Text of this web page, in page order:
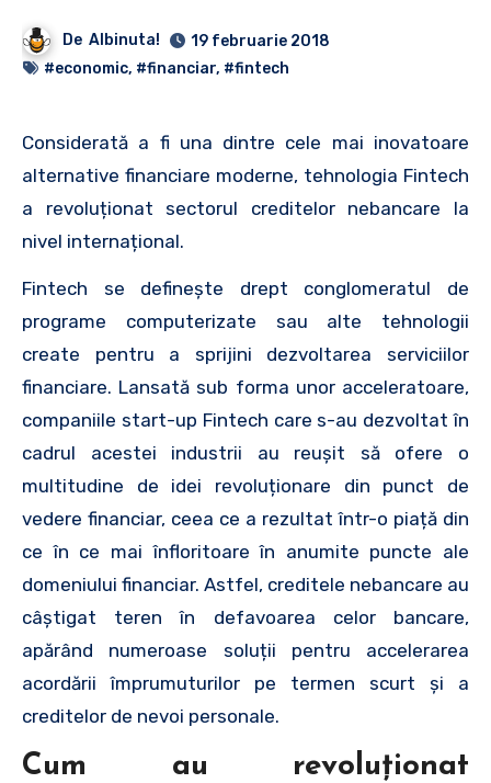
De Albinuta!
19 februarie 2018
#economic, #financiar, #fintech
Considerată a fi una dintre cele mai inovatoare
alternative financiare moderne, tehnologia Fintech
a revoluționat sectorul creditelor nebancare la
nivel internațional.
Fintech se definește drept conglomeratul de
programe computerizate sau alte tehnologii
create pentru a sprijini dezvoltarea serviciilor
financiare. Lansată sub forma unor acceleratoare,
companiile start-up Fintech care s-au dezvoltat în
cadrul acestei industrii au reușit să ofere o
multitudine de idei revoluționare din punct de
vedere financiar, ceea ce a rezultat într-o piață din
ce în ce mai înfloritoare în anumite puncte ale
domeniului financiar. Astfel, creditele nebancare au
câștigat teren în defavoarea celor bancare,
apărând numeroase soluții pentru accelerarea
acordării împrumuturilor pe termen scurt și a
creditelor de nevoi personale.
Cum au revoluționat